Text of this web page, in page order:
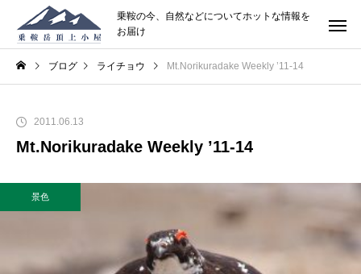
乗鞍の今、自然などについてホットな情報を
お届け
ブログ ライチョウ Mt.Norikuradake Weekly ’11-14
2011.06.13
Mt.Norikuradake Weekly ’11-14
景色